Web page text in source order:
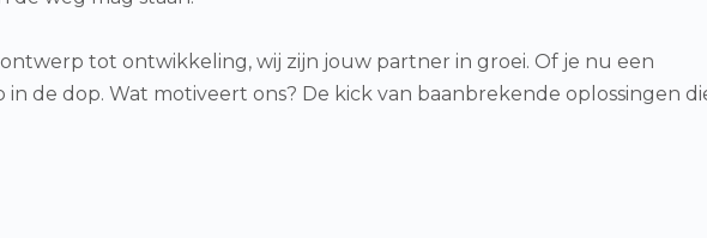
tot ontwikkeling, wij zijn jouw partner in groei. Of je nu een
de dop. Wat motiveert ons? De kick van baanbrekende oplossingen